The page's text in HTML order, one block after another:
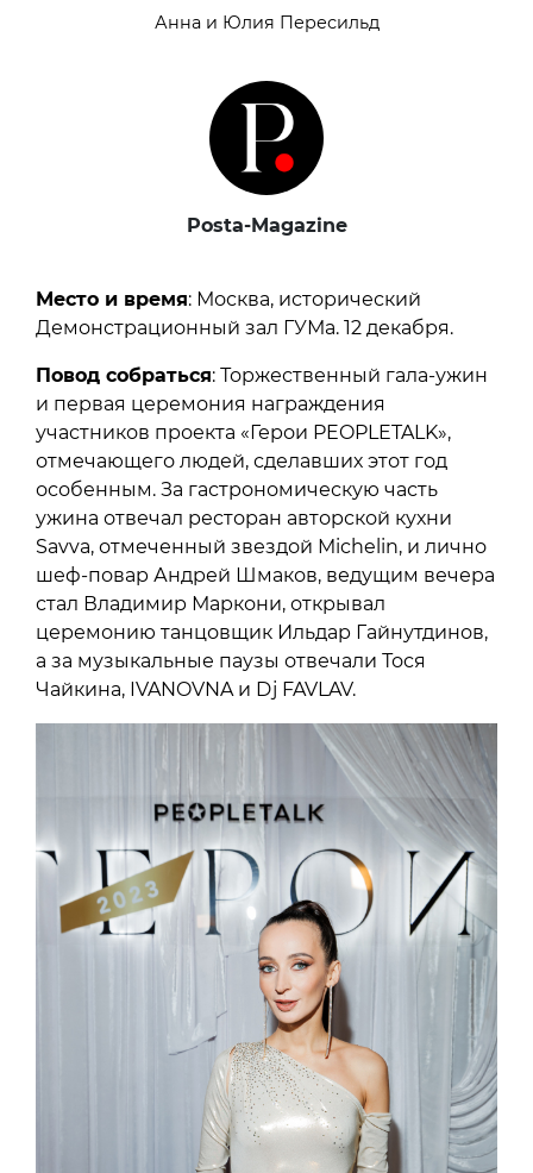
Анна и Юлия Пересильд
Posta-Magazine
Место и время: Москва, исторический
Демонстрационный зал ГУМа. 12 декабря.
Повод собраться: Торжественный гала-ужин
и первая церемония награждения
участников проекта «Герои PEOPLETALK»,
отмечающего людей, сделавших этот год
особенным. За гастрономическую часть
ужина отвечал ресторан авторской кухни
Savva, отмеченный звездой Michelin, и лично
шеф-повар Андрей Шмаков, ведущим вечера
стал Владимир Маркони, открывал
церемонию танцовщик Ильдар Гайнутдинов,
а за музыкальные паузы отвечали Тося
Чайкина, IVANOVNA и Dj FAVLAV.